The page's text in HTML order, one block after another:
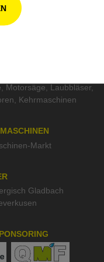
Avant
Remarc
, Motorsäge, Laubbläser,
, Kehrmaschinen
Markt
Gladbach